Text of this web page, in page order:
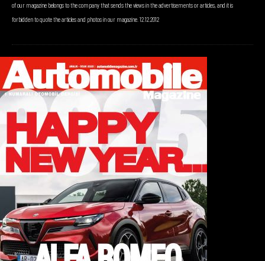
of our magazine belongs to the company that sends the views in the advertisements or articles, and it is
forbidden to quote the articles and photos in our magazine. 12.12.2012